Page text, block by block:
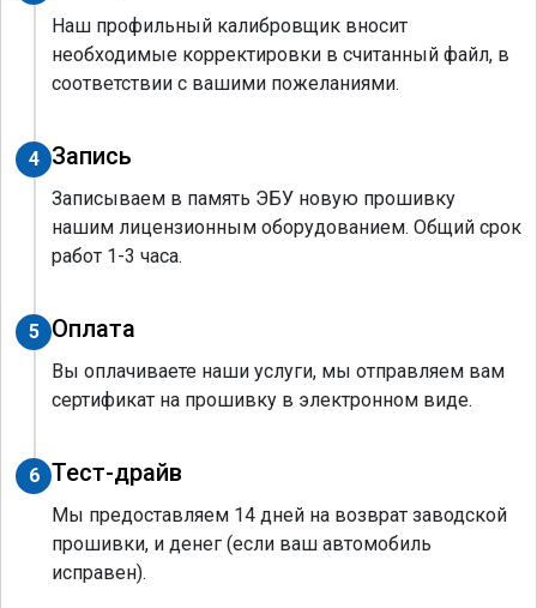
Наш профильный калибровщик вносит
необходимые корректировки в считанный файл, в
соответствии с вашими пожеланиями.
4 Запись
Записываем в память ЭБУ новую прошивку
нашим лицензионным оборудованием. Общий срок
работ 1-3 часа.
5 Оплата
Вы оплачиваете наши услуги, мы отправляем вам
сертификат на прошивку в электронном виде.
6 Тест-драйв
Мы предоставляем 14 дней на возврат заводской
прошивки, и денег (если ваш автомобиль
исправен).